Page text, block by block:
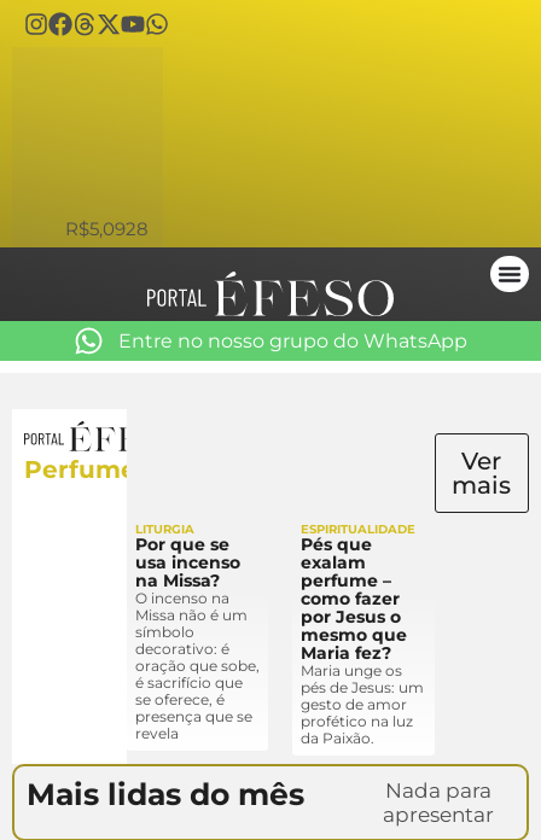
R$5,0928
Entre no nosso grupo do WhatsApp
Perfume
LITURGIA
Por que se
usa incenso
na Missa?
O incenso na
Missa não é um
símbolo
decorativo: é
oração que sobe,
é sacrifício que
se oferece, é
presença que se
revela
ESPIRITUALIDADE
Pés que
exalam
perfume –
como fazer
por Jesus o
mesmo que
Maria fez?
Maria unge os
pés de Jesus: um
gesto de amor
profético na luz
da Paixão.
Ver
mais
Mais lidas do mês
Nada para
apresentar